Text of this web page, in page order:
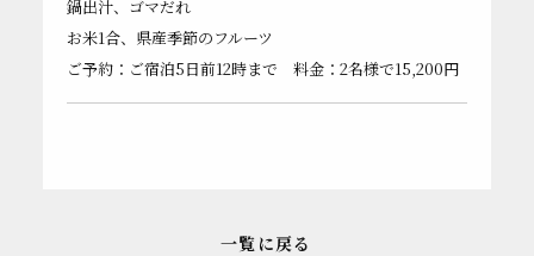
鍋出汁、ゴマだれ
お米1合、県産季節のフルーツ
ご予約：ご宿泊5日前12時まで 料金：2名様で15,200円
一覧に戻る